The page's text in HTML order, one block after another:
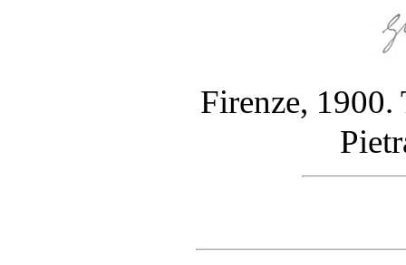
Firenze,